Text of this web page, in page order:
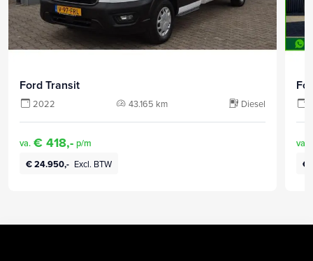
Ford Transit
2022 43.165 km Diesel
va. € 418,- p/m
€ 24.950,- Excl. BTW
va.
€